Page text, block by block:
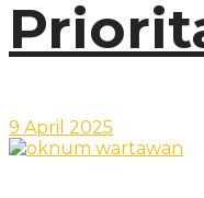
9 April 2025